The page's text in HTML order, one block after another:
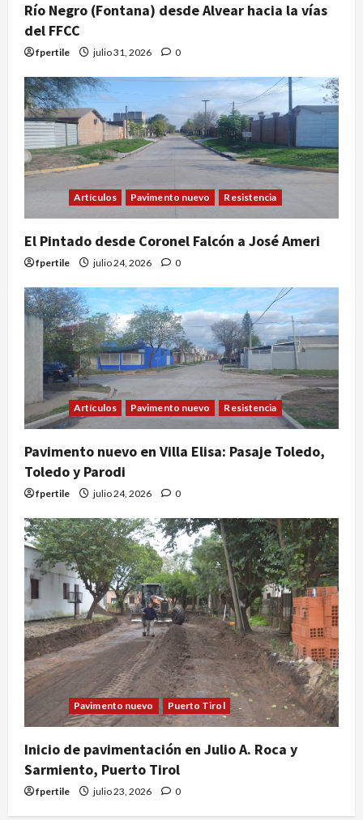
Río Negro (Fontana) desde Alvear hacia la vías
del FFCC
fpertile julio 31, 2026 0
Artículos Pavimento nuevo Resistencia
El Pintado desde Coronel Falcón a José Ameri
fpertile julio 24, 2026 0
Artículos Pavimento nuevo Resistencia
Pavimento nuevo en Villa Elisa: Pasaje Toledo,
Toledo y Parodi
fpertile julio 24, 2026 0
Pavimento nuevo Puerto Tirol
Inicio de pavimentación en Julio A. Roca y
Sarmiento, Puerto Tirol
fpertile julio 23, 2026 0